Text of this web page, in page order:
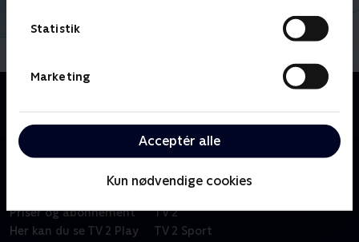
Statistik
Marketing
Acceptér alle
Kun nødvendige cookies
Priser og abonnement
Her kan du se TV 2 Play
TV 2
TV 2 Sport